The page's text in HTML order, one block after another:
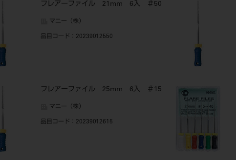
フレアーファイル 21mm 6入 ＃50
マニー（株）
品目コード ：20239012550
フレアーファイル 25mm 6入 ＃15
マニー（株）
品目コード ：20239012615